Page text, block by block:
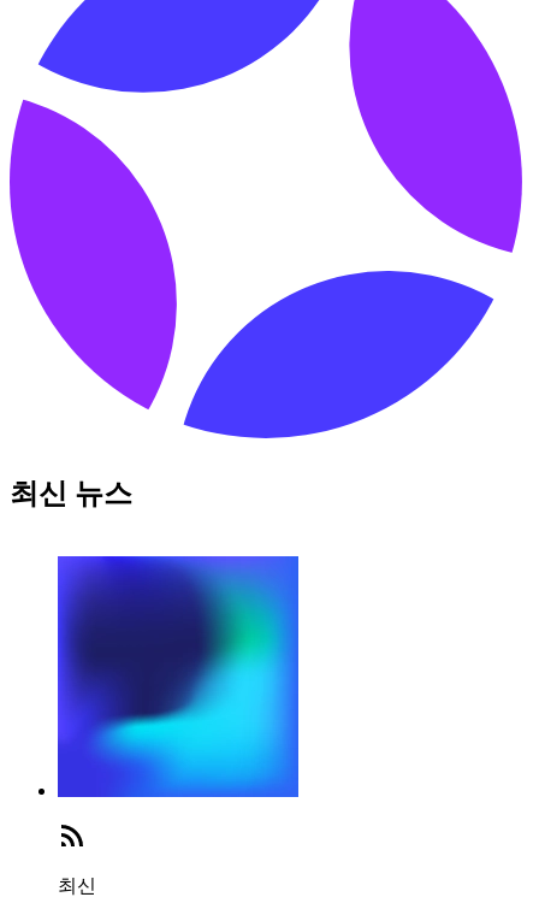
최신 뉴스
최신